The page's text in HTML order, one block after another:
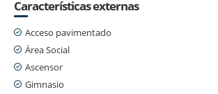
Características externas
Acceso pavimentado
Área Social
Ascensor
Gimnasio